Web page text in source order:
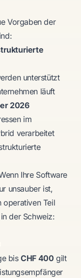
Vorgaben der
unterstützt
läuft
2026
im
verarbeitet
Ihre Software
unsauber ist,
operativen Teil
der Schweiz:
bisCHF 400 gilt